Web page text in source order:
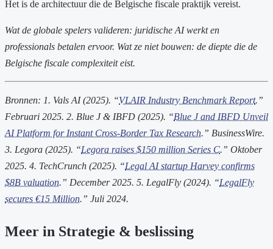
Het is de architectuur die de Belgische fiscale praktijk vereist.
Wat de globale spelers valideren: juridische AI werkt en
professionals betalen ervoor. Wat ze niet bouwen: de diepte die de
Belgische fiscale complexiteit eist.
Bronnen: 1. Vals AI (2025). “VLAIR Industry Benchmark Report.”
Februari 2025. 2. Blue J & IBFD (2025). “Blue J and IBFD Unveil
AI Platform for Instant Cross-Border Tax Research.” BusinessWire.
3. Legora (2025). “Legora raises $150 million Series C.” Oktober
2025. 4. TechCrunch (2025). “Legal AI startup Harvey confirms
$8B valuation.” December 2025. 5. LegalFly (2024). “LegalFly
secures €15 Million.” Juli 2024.
Meer in Strategie & beslissing